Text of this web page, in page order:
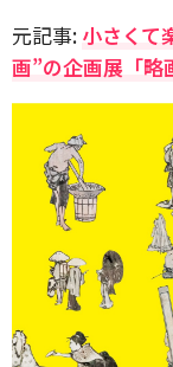
元記事: 小さくて
画”の企画展「